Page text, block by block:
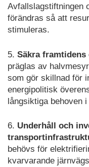
Avfallslagstiftningen
förändras så att
stimuleras.
5. Säkra
präglas av
som gör skillnad för
energipolitisk
långsiktiga behoven
6. Underhåll och
behövs för
kvarvarande